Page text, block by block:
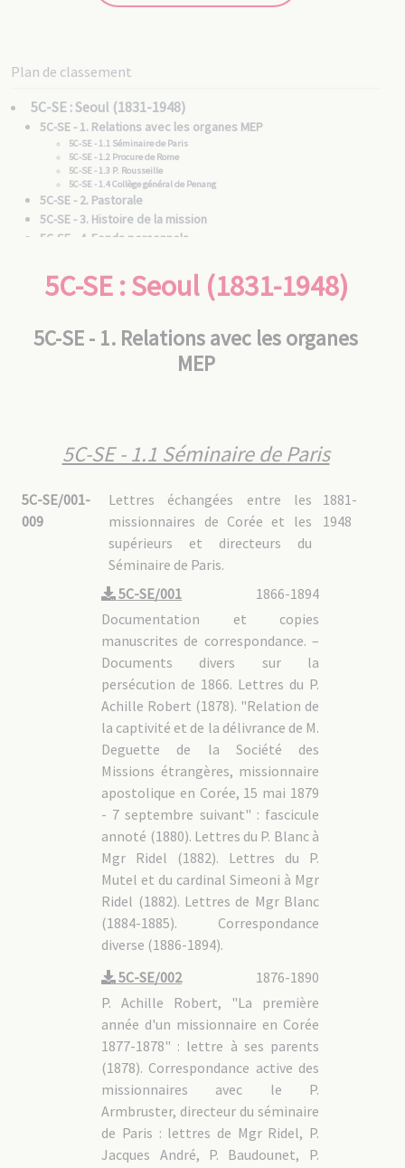
Plan de classement
5C-SE : Seoul (1831-1948)
5C-SE - 1. Relations avec les organes MEP
5C-SE - 1.1 Séminaire de Paris
5C-SE - 1.2 Procure de Rome
5C-SE - 1.3 P. Rousseille
5C-SE - 1.4 Collège général de Penang
5C-SE - 2. Pastorale
5C-SE - 3. Histoire de la mission
5C-SE - 4. Fonds personnels
5C-SE - 4.1 /2 Mgr Jean-Joseph FERRÉOL [0449]
5C-SE - 4.1 /3 Mgr Félix RIDEL [0778]
5C-SE - 4.1 /4 Mgr Gustave MUTEL [1320]
5C-SE - 4.2 Pères MEP
5C-DG : Daegu (1911-1948)
5C-DG - 3. Vie de la mission
5C-DG - 4. Fonds personnels
5C-DG - 4.1/1 Mgr Florian DEMANGE [2388]
5C-DG - 4.1/2 Mgr Germain MOUSSET [2521]
5C-DG - 4.2 Pères MEP
5C-CO : Région Corée (1948-1978)
5C-CO - 1. Supérieur régional
5C-CO - 2. Daejeon
5C-CO - 2.1 Correspondance
5C-CO - 2.2 Dossiers personnels
5C-CO - 2.2/1 Mgr Adrien LARRIBEAU [2932]
5C-CO - 2.2/2 Pères MEP
5C-CO - 3. Daegu
5C-CO - 4. Seoul
5C-MAR : Martyrs de Corée
5C-MAR - 1. Martyrs béatifiés en 1925
5C-MAR - 1.1 Actes et décrets, historique du procès
5C-MAR - 1.2 Mgr Laurent IMBERT [0338]
5C-MAR - 1.3 P. Jacques CHASTAN [0363]
5C-MAR - 1.4 P. Pierre MAUBANT [0396]
5C-MAR - 1.5 P. André KIM
5C-MAR - 2. Martyrs béatifiés en 1968
5C-MAR - 2.1 Actes et décrets, historique du procès
5C-MAR - 2.2 Mgr Siméon BERNEUX [0455]
5C-MAR - 2.3 Mgr Antoine DAVELUY [0487]
5C-MAR - 2.4 P. Pierre AUMAÎTRE [0811]
5C-MAR - 2.5 P. Louis BEAULIEU [0855]
5C-MAR - 2.6 P. Just RANFER DE BRETENIÈRES [0857]
5C-MAR - 2.7 P. Henri DORIE [0856]
5C-MAR - 2.8 P. Luc HUIN [0854]
5C-MAR - 3. Causes ouvertes
5C-MAR - 3.1 P. Michel PETITNICOLAS [0645]
5C-MAR - 3.2 P. Jean-Antoine POURTHIÉ [0669]
5C-MAR - 3.3 P. Thomas CHOI YANG-OP (Tshoy)
5C-MAR - 3.4 P. Jacques CHU (Tchou)
5C-MAR - 4. Canonisation de 1984
5C-PH : Photocopies et transcriptions d'archives
5C-GAL : Généralités
5C-SE : Seoul (1831-1948)
5C-SE - 1. Relations avec les organes
MEP
5C-SE - 1.1 Séminaire de Paris
5C-SE/001-
009
1881-
1948
Lettres échangées entre les
missionnaires de Corée et les
supérieurs et directeurs du
Séminaire de Paris.
5C-SE/001
1866-1894
Documentation et copies
manuscrites de correspondance. –
Documents divers sur la
persécution de 1866. Lettres du P.
Achille Robert (1878). "Relation de
la captivité et de la délivrance de M.
Deguette de la Société des
Missions étrangères, missionnaire
apostolique en Corée, 15 mai 1879
- 7 septembre suivant" : fascicule
annoté (1880). Lettres du P. Blanc à
Mgr Ridel (1882). Lettres du P.
Mutel et du cardinal Simeoni à Mgr
Ridel (1882). Lettres de Mgr Blanc
(1884-1885). Correspondance
diverse (1886-1894).
5C-SE/002
1876-1890
P. Achille Robert, "La première
année d'un missionnaire en Corée
1877-1878" : lettre à ses parents
(1878). Correspondance active des
missionnaires avec le P.
Armbruster, directeur du séminaire
de Paris : lettres de Mgr Ridel, P.
Jacques André, P. Baudounet, P.